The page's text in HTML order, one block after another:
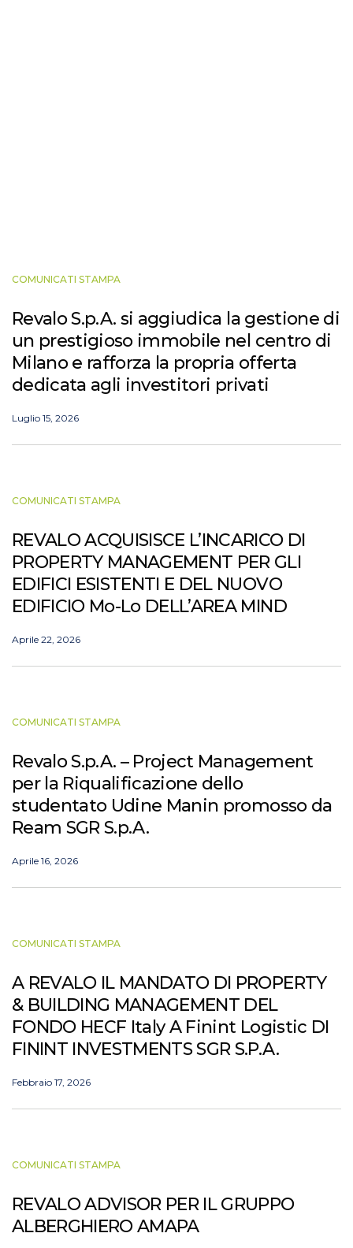
COMUNICATI STAMPA
Revalo S.p.A. si aggiudica la gestione di
un prestigioso immobile nel centro di
Milano e rafforza la propria offerta
dedicata agli investitori privati
Luglio 15, 2026
COMUNICATI STAMPA
REVALO ACQUISISCE L’INCARICO DI
PROPERTY MANAGEMENT PER GLI
EDIFICI ESISTENTI E DEL NUOVO
EDIFICIO Mo-Lo DELL’AREA MIND
Aprile 22, 2026
COMUNICATI STAMPA
Revalo S.p.A. – Project Management
per la Riqualificazione dello
studentato Udine Manin promosso da
Ream SGR S.p.A.
Aprile 16, 2026
COMUNICATI STAMPA
A REVALO IL MANDATO DI PROPERTY
& BUILDING MANAGEMENT DEL
FONDO HECF Italy A Finint Logistic DI
FININT INVESTMENTS SGR S.P.A.
Febbraio 17, 2026
COMUNICATI STAMPA
REVALO ADVISOR PER IL GRUPPO
ALBERGHIERO AMAPA